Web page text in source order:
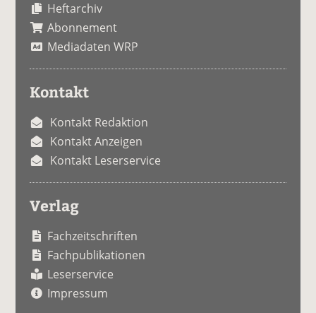
Heftarchiv
Abonnement
Mediadaten WRP
Kontakt
Kontakt Redaktion
Kontakt Anzeigen
Kontakt Leserservice
Verlag
Fachzeitschriften
Fachpublikationen
Leserservice
Impressum